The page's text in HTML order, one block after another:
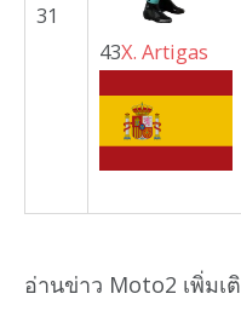
31
43X. Artigas
อ่านข่าว Moto2 เพิ่มเ